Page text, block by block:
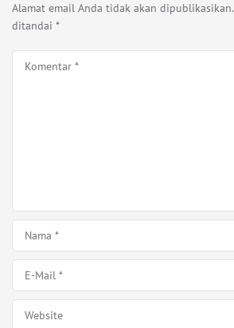
Alamat email Anda tidak akan dipublikasikan.
ditandai *